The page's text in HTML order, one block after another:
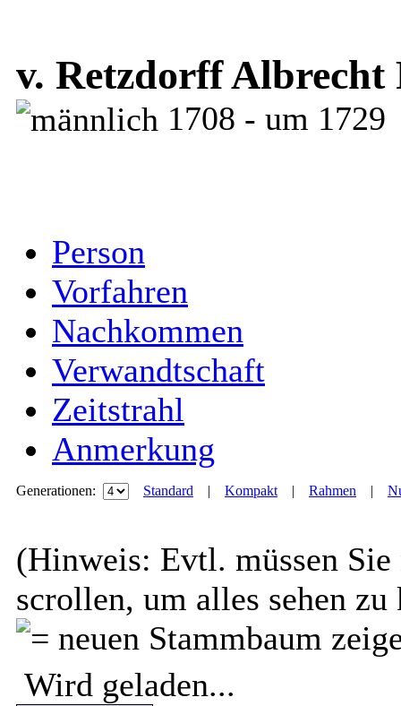
v. Retzdorff
1708 - um 1729
Person
Vorfahren
Nachkommen
Verwandtschaft
Zeitstrahl
Anmerkung
Generationen: Standard | Kompakt| Rahmen |
(Hinweis: Evtl. müssen Sie
scrollen, um alles sehen
Wird geladen...